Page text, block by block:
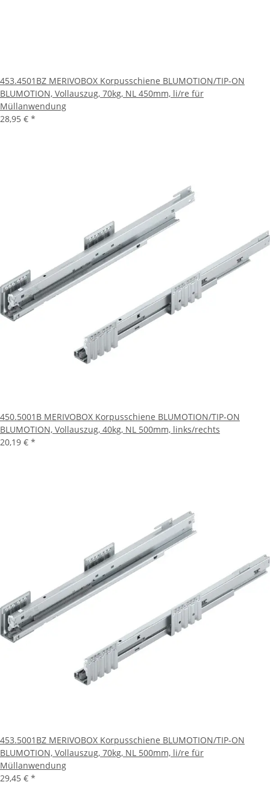
453.4501BZ MERIVOBOX Korpusschiene BLUMOTION/TIP-ON
BLUMOTION, Vollauszug, 70kg, NL 450mm, li/re für
Müllanwendung
28,95 € *
450.5001B MERIVOBOX Korpusschiene BLUMOTION/TIP-ON
BLUMOTION, Vollauszug, 40kg, NL 500mm, links/rechts
20,19 € *
453.5001BZ MERIVOBOX Korpusschiene BLUMOTION/TIP-ON
BLUMOTION, Vollauszug, 70kg, NL 500mm, li/re für
Müllanwendung
29,45 € *